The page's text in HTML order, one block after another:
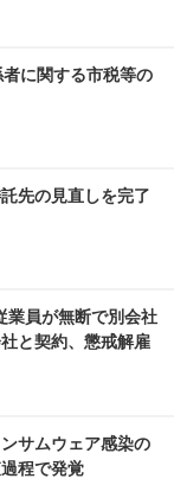
に関する市税等の
先の見直しを完了
業員が無断で別会社
と契約、懲戒解雇
サムウェア感染の
程で発覚